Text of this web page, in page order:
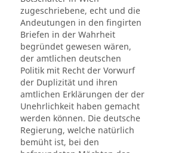
zugeschriebene, echt und die
Andeutungen in den fingirten
Briefen in der Wahrheit
begründet gewesen wären,
der amtlichen deutschen
Politik mit Recht der Vorwurf
der Duplizität und ihren
amtlichen Erklärungen der der
Unehrlichkeit haben gemacht
werden können. Die deutsche
Regierung, welche natürlich
bemüht ist, bei den